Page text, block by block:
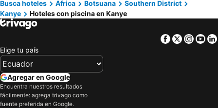
Busca hoteles África Botsuana
Southern District
Kanye
Hoteles con piscina en Kanye
Facebook
Twitter
Elige tu país
Agregar en Google
Encuentra nuestros resultados
fácilmente: agrega trivago como
fuente preferida en Google.